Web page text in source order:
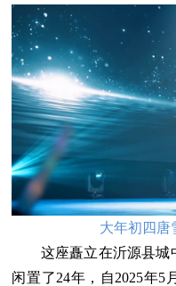
大年初四唐
这座矗立在沂源县城
闲置了24年，自2025年5